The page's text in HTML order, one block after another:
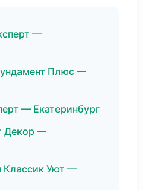
—
Плюс —
— Екатеринбург
Декор —
Классик Уют —